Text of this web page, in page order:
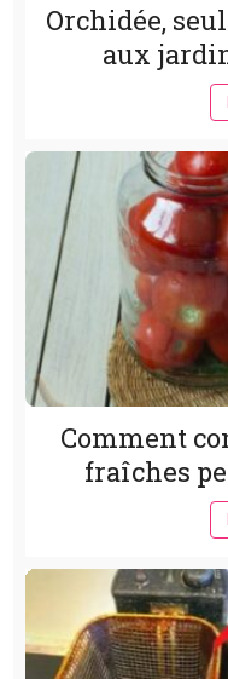
Orchidée,
aux
Comment
fraîches